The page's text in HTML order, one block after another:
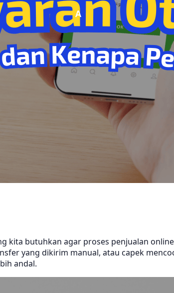
kita butuhkan agar proses penjualan
yang dikirim manual, atau capek
andal.